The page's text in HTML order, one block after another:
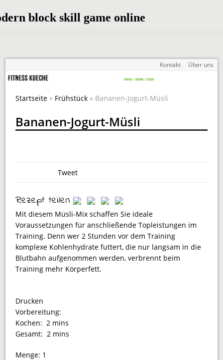
Kontakt Über uns
Startseite » Frühstück » Bananen-Jogurt-Müsli
Bananen-Jogurt-Müsli
Tweet
Rezept teilen
Mit diesem Müsli-Mix schaffen Sie ideale
Voraussetzungen für anschließende Topleistungen im
Training. Denn wer 2 Stunden vor dem Training
komplexe Kohlenhydrate futtert, die nur langsam in die
Blutbahn aufgenommen werden, verbrennt beim
Training mehr Körperfett.
Drucken
Vorbereitung:
Kochen: 2 mins
Gesamt: 2 mins
Menge: 1